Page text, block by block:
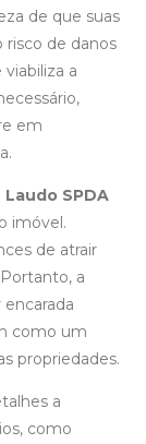
de que suas
de danos
a
em
Laudo SPDA
imóvel.
de atrair
a
como um
propriedades.
a
como